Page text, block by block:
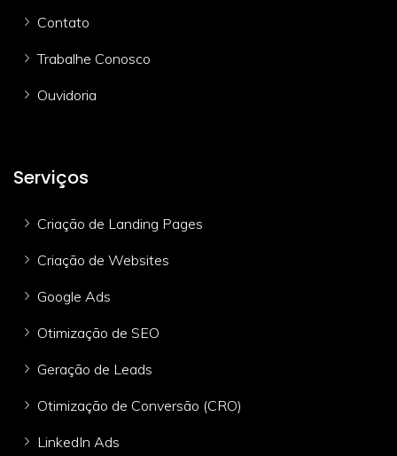
Contato
Trabalhe Conosco
Ouvidoria
Serviços
Criação de Landing Pages
Criação de Websites
Google Ads
Otimização de SEO
Geração de Leads
Otimização de Conversão (CRO)
LinkedIn Ads